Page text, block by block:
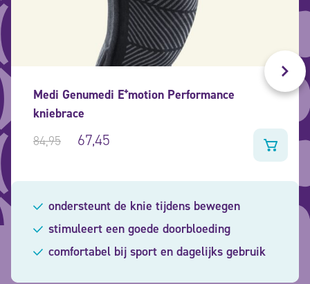
Medi Genumedi E⁺motion Performance
kniebrace
84,95
67,45
ondersteunt de knie tijdens bewegen
stimuleert een goede doorbloeding
comfortabel bij sport en dagelijks gebruik